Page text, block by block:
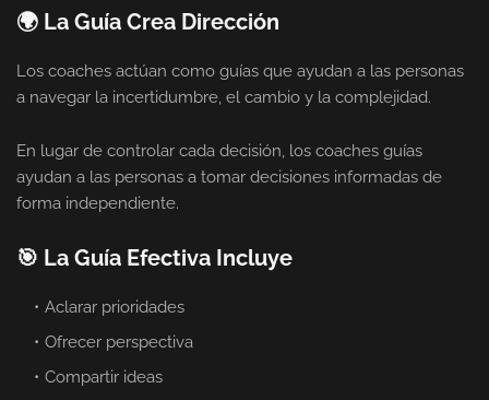
🌍 La Guía Crea Dirección
Los coaches actúan como guías que ayudan a las personas
a navegar la incertidumbre, el cambio y la complejidad.
En lugar de controlar cada decisión, los coaches guías
ayudan a las personas a tomar decisiones informadas de
forma independiente.
🎯 La Guía Efectiva Incluye
Aclarar prioridades
Ofrecer perspectiva
Compartir ideas